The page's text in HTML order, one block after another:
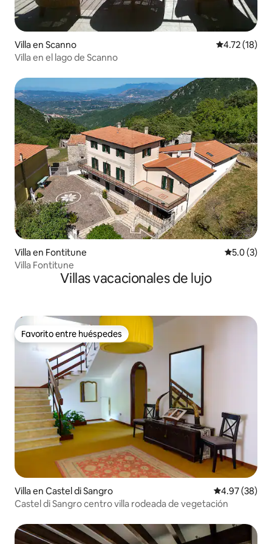
Villa en Scanno Calificación
4.72 (18)
Villa en el lago de Scanno
Villa en Fontitune
5.0 (3)
Villa Fontitune
Villas vacacionales de lujo
Favorito entre huéspedes
Favorito entre huéspedes
Villa en Castel di Sangro Calificación
4.97 (38)
Castel di Sangro centro villa rodeada de vegetación